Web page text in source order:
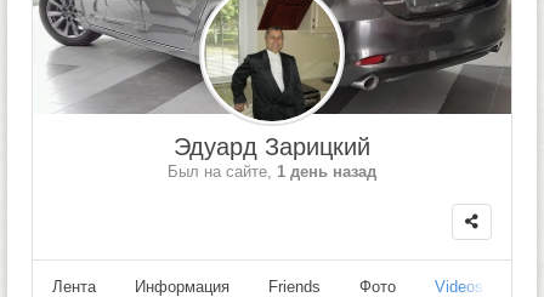
ОПРОСЫ
НОВОСТИ
Эдуард Зарицкий
Был на сайте, 1 день назад
Лента Информация Friends Фото Videos